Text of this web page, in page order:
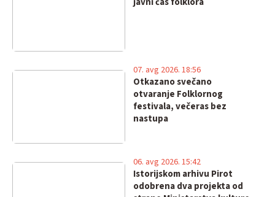
Otkazano svečano
otvaranje Folklornog
festivala, večeras bez
nastupa
07. avg 2026. 18:56
Istorijskom arhivu Pirot
odobrena dva projekta od
06. avg 2026. 15:42